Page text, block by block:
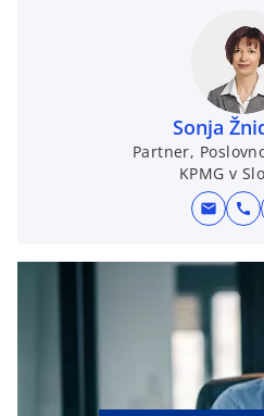
Sonja
Partner,
KPMG v
mail call